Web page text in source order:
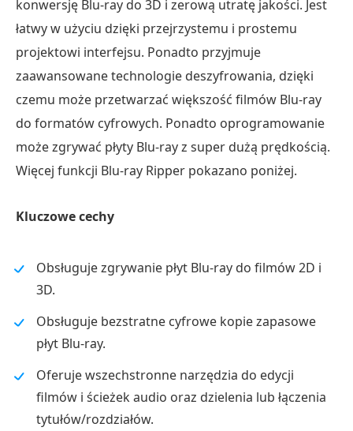
konwersję Blu-ray do 3D i zerową utratę jakości. Jest
łatwy w użyciu dzięki przejrzystemu i prostemu
projektowi interfejsu. Ponadto przyjmuje
zaawansowane technologie deszyfrowania, dzięki
czemu może przetwarzać większość filmów Blu-ray
do formatów cyfrowych. Ponadto oprogramowanie
może zgrywać płyty Blu-ray z super dużą prędkością.
Więcej funkcji Blu-ray Ripper pokazano poniżej.
Kluczowe cechy
Obsługuje zgrywanie płyt Blu-ray do filmów 2D i
3D.
Obsługuje bezstratne cyfrowe kopie zapasowe
płyt Blu-ray.
Oferuje wszechstronne narzędzia do edycji
filmów i ścieżek audio oraz dzielenia lub łączenia
tytułów/rozdziałów.